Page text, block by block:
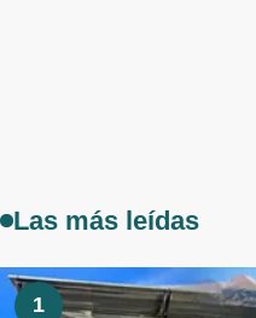
Las más leídas
1